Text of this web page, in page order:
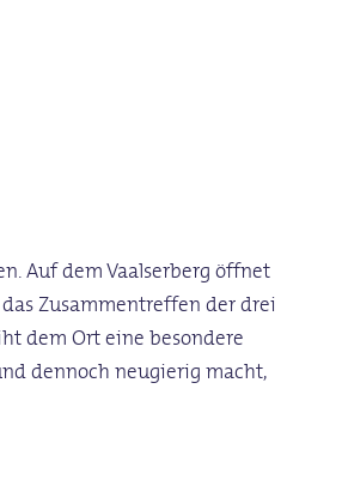
Auf dem Vaalserberg öffnet
Zusammentreffen der drei
dem Ort eine besondere
dennoch neugierig macht,